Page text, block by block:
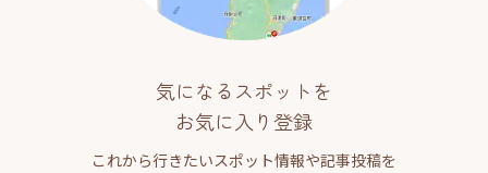
気になるスポットを
お気に入り登録
これから行きたいスポット情報や記事投稿を